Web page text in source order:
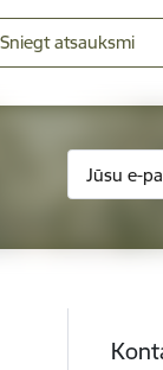
Sniegt atsauksmi